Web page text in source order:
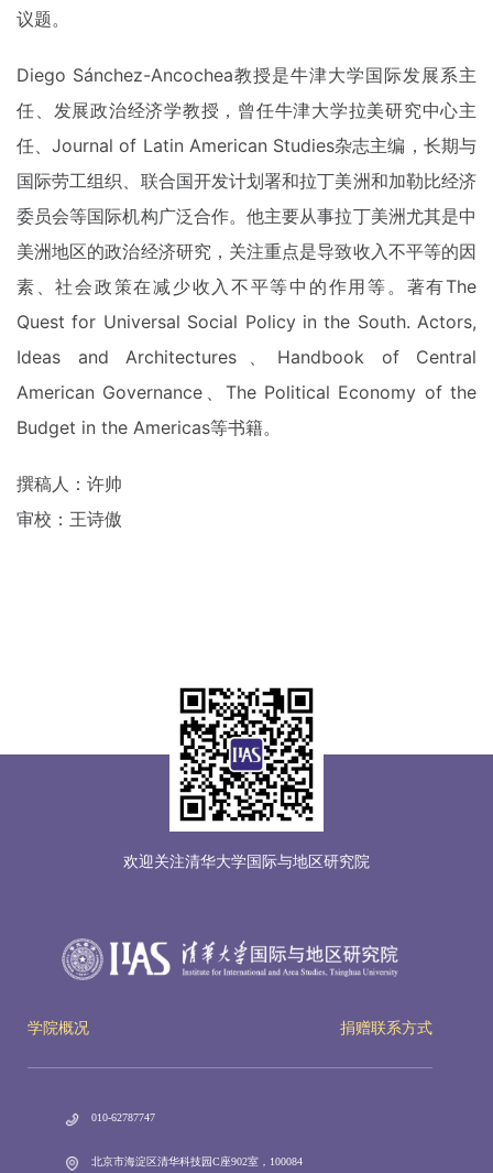
议题。
Diego Sánchez-Ancochea教授是牛津大学国际发展系主
任、发展政治经济学教授，曾任牛津大学拉美研究中心主
任、Journal of Latin American Studies杂志主编，长期与
国际劳工组织、联合国开发计划署和拉丁美洲和加勒比经济
委员会等国际机构广泛合作。他主要从事拉丁美洲尤其是中
美洲地区的政治经济研究，关注重点是导致收入不平等的因
素、社会政策在减少收入不平等中的作用等。著有The
Quest for Universal Social Policy in the South. Actors,
Ideas and Architectures、Handbook of Central
American Governance、The Political Economy of the
Budget in the Americas等书籍。
撰稿人：许帅
审校：王诗傲
欢迎关注清华大学国际与地区研究院
学院概况 捐赠联系方式
010-62787747
北京市海淀区清华科技园C座902室，100084